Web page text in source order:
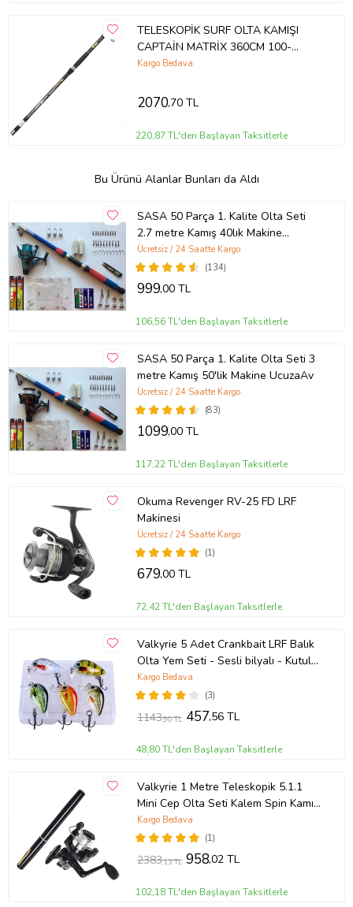
TELESKOPİK SURF OLTA KAMIŞI
CAPTAİN MATRİX 360CM 100-
200GR
Kargo Bedava
2070,70 TL
220,87 TL'den Başlayan Taksitlerle
Bu Ürünü Alanlar Bunları da Aldı
SASA 50 Parça 1. Kalite Olta Seti
2.7 metre Kamış 40lık Makine
UcuzaAv
(134)
Ücretsiz / 24 Saatte Kargo
999,00 TL
106,56 TL'den Başlayan Taksitlerle
SASA 50 Parça 1. Kalite Olta Seti 3
metre Kamış 50'lik Makine UcuzaAv
(83)
Ücretsiz / 24 Saatte Kargo
1099,00 TL
117,22 TL'den Başlayan Taksitlerle
Okuma Revenger RV-25 FD LRF
Makinesi
(1)
Ücretsiz / 24 Saatte Kargo
679,00 TL
72,42 TL'den Başlayan Taksitlerle
Valkyrie 5 Adet Crankbait LRF Balık
Olta Yem Seti - Sesli bilyalı - Kutulu
- 2.7cm 1.5gr
(3)
Kargo Bedava
1143,90 TL 457,56 TL
48,80 TL'den Başlayan Taksitlerle
Valkyrie 1 Metre Teleskopik 5.1.1
Mini Cep Olta Seti Kalem Spin Kamış
Olta
(1)
Kargo Bedava
2383,13 TL 958,02 TL
102,18 TL'den Başlayan Taksitlerle